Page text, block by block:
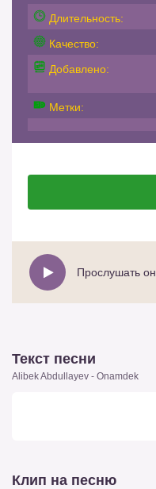
Длительность:
Качество:
Добавлено:
Метки:
Текст песни
Alibek Abdullayev - Onamdek
Клип на песню